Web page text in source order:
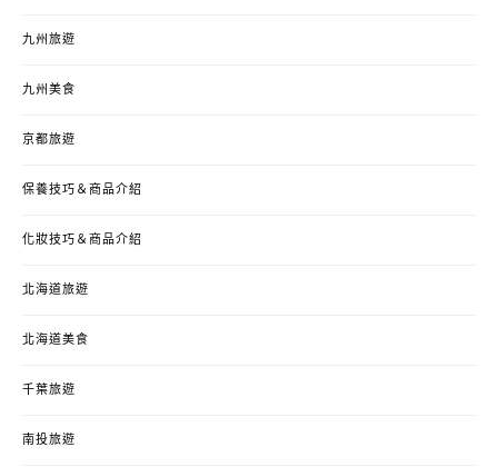
九州旅遊
九州美食
京都旅遊
保養技巧＆商品介紹
化妝技巧＆商品介紹
北海道旅遊
北海道美食
千葉旅遊
南投旅遊